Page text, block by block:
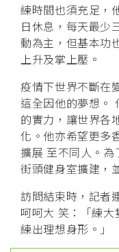
練時間也須充足，
日休息，每天最少
動為主，但基本功
上升及掌上壓。
疫情下世界不斷在
這全因他的夢想。
的實力，讓世界各
化。他亦希望更多
擴展 至不同人。
街頭健身室擴建，
訪問結束時，記者
呵呵大 笑：「練
練出理想身形。」